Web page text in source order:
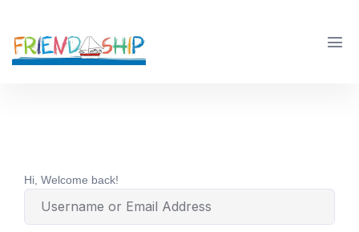
Hi, Welcome back!